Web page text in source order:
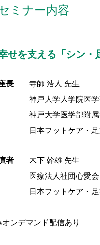
ミナー内容
せを支える「シン・
長 寺師 浩人 先生
神戸大学大学院医学研
神戸大学医学部附属
日本フットケア・足
者 木下 幹雄 先生
医療法人社団心愛会
日本フットケア・足病
オンデマンド配信あり